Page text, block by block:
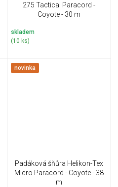
275 Tactical Paracord -
Coyote - 30 m
skladem
(10 ks)
novinka
Padáková šňůra Helikon-Tex
Micro Paracord - Coyote - 38
m